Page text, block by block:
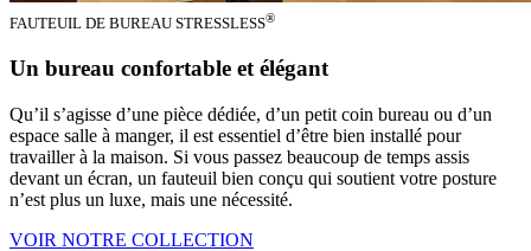
FAUTEUIL DE BUREAU STRESSLESS®
Un bureau confortable et élégant
Qu’il s’agisse d’une pièce dédiée, d’un petit coin bureau ou d’un
espace salle à manger, il est essentiel d’être bien installé pour
travailler à la maison. Si vous passez beaucoup de temps assis
devant un écran, un fauteuil bien conçu qui soutient votre posture
n’est plus un luxe, mais une nécessité.
VOIR NOTRE COLLECTION